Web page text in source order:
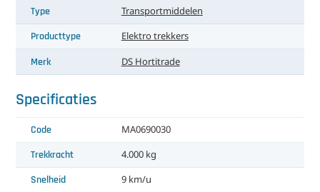
Teeltbenodigdheden
Teeltwisseling
Laatst toegevoegd
Type Transportmiddelen
Producttype Elektro trekkers
Merk DS Hortitrade
Specificaties
Code MA0690030
Trekkracht 4.000 kg
Snelheid 9 km/u